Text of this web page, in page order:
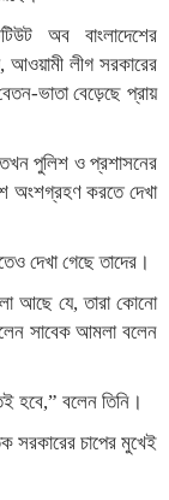
অব বাংলাদেশের
লীগ সরকারের
ভাতা বেড়েছে প্রায়
তখন পুলিশ ও প্রশাসনের
অংশগ্রহণ করতে দেখা
দেখা গেছে তাদের।
আছে যে, তারা কোনো
সাবেক আমলা বলেন
হবে,” বলেন তিনি।
সরকারের চাপের মুখেই